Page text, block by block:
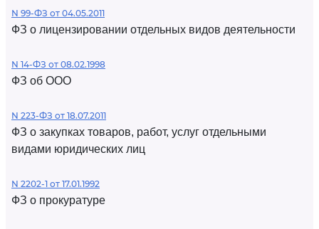
N 99-ФЗ от 04.05.2011
ФЗ о лицензировании отдельных видов деятельности
N 14-ФЗ от 08.02.1998
ФЗ об ООО
N 223-ФЗ от 18.07.2011
ФЗ о закупках товаров, работ, услуг отдельными
видами юридических лиц
N 2202-1 от 17.01.1992
ФЗ о прокуратуре